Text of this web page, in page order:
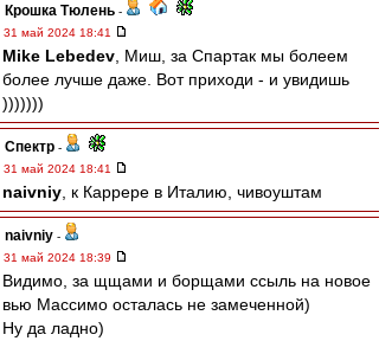
Крошка Тюлень -
31 май 2024 18:41
Mike Lebedev , Миш, за Спартак мы болеем
более лучше даже. Вот приходи - и увидишь
)))))))
Спектр -
31 май 2024 18:41
naivniy , к Каррере в Италию, чивоуштам
naivniy -
31 май 2024 18:39
Видимо, за щщами и борщами ссыль на новое
вью Массимо осталась не замеченной)
Ну да ладно)